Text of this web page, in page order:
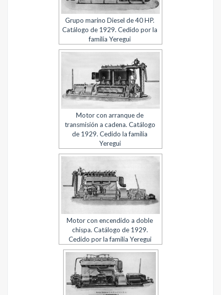
Grupo marino Diesel de 40 HP.
Catálogo de 1929. Cedido por la
familia Yeregui
Motor con arranque de
transmisión a cadena. Catálogo
de 1929. Cedido la familia
Yeregui
Motor con encendido a doble
chispa. Catálogo de 1929.
Cedido por la familia Yeregui